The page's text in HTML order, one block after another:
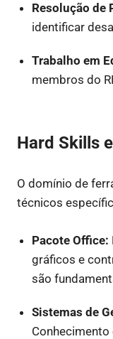
Resolução de
identificar
Trabalho em
membros do
Hard Skills
O domínio de
técnicos
Pacote Office:
gráficos e
são
Sistemas de
Conhecimento